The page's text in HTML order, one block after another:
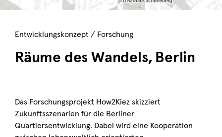
Entwicklungskonzept / Forschung
Räume des Wandels, Berlin
Das Forschungsprojekt How2Kiez skizziert
Zukunftsszenarien für die Berliner
Quartiersentwicklung. Dabei wird eine Kooperation